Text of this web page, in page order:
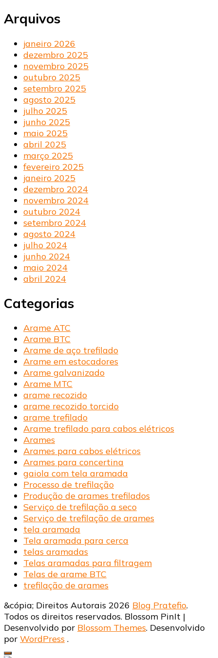
Arquivos
janeiro 2026
dezembro 2025
novembro 2025
outubro 2025
setembro 2025
agosto 2025
julho 2025
junho 2025
maio 2025
abril 2025
março 2025
fevereiro 2025
janeiro 2025
dezembro 2024
novembro 2024
outubro 2024
setembro 2024
agosto 2024
julho 2024
junho 2024
maio 2024
abril 2024
Categorias
Arame ATC
Arame BTC
Arame de aço trefilado
Arame em estocadores
Arame galvanizado
Arame MTC
arame recozido
arame recozido torcido
arame trefilado
Arame trefilado para cabos elétricos
Arames
Arames para cabos elétricos
Arames para concertina
gaiola com tela aramada
Processo de trefilação
Produção de arames trefilados
Serviço de trefilação a seco
Serviço de trefilação de arames
tela aramada
Tela aramada para cerca
telas aramadas
Telas aramadas para filtragem
Telas de arame BTC
trefilação de arames
&cópia; Direitos Autorais 2026 Blog Pratefio.
Todos os direitos reservados. Blossom PinIt |
Desenvolvido por Blossom Themes. Desenvolvido
por WordPress .